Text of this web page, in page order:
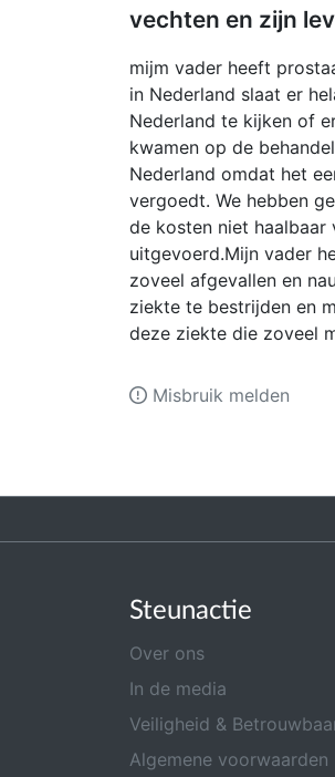
vechten en zijn
mijm vader heeft
in Nederland slaat er
Nederland te kijken of
kwamen op de
Nederland omdat het
vergoedt. We hebben
de kosten niet haalbaar
uitgevoerd.Mijn vader
zoveel afgevallen en
ziekte te bestrijden en
deze ziekte die zoveel
Misbruik melden
Steunactie
Over ons
In de media
Veiligheid &
Algemene voorwaarden